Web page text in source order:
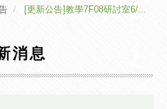
[更新公告]教學7F08研討室6/...
消息